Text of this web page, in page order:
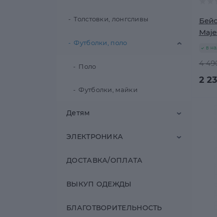
Толстовки, лонгсливы
Футболки, поло
Поло
Футболки, майки
Детям
Для девочек
Аксессуары
Брюки, шорты
Верхняя одежда
Для мальчиков
Аксессуары
Брюки
ЭЛЕКТРОНИКА
ИГРОВЫЕ КОНСОЛИ
СМАРТФОНЫ
ДОСТАВКА/ОПЛАТА
ВЫКУП ОДЕЖДЫ
БЛАГОТВОРИТЕЛЬНОСТЬ
в
4
2